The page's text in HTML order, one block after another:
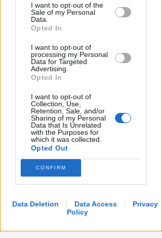
by us to third parties on the IAB’s List of
Downstream Participants that may
further disclose it to other third parties.
I want to opt-out of the
Sale of my Personal
Data.
Opted In
I want to opt-out of
processing my Personal
Data for Targeted
Advertising.
Opted In
I want to opt-out of
Collection, Use,
Retention, Sale, and/or
Sharing of my Personal
Data that Is Unrelated
with the Purposes for
which it was collected.
Opted Out
CONFIRM
Data Deletion Data Access
Privacy
Policy
classifica
Serie A
Serie B
Serie C girone B
Serie D girone D
Serie D girone F
Eccellenza girone B
Promozione girone D
Prima categoria girone G
Prima categoria girone H
Seconda categoria girone O
Seconda categoria girone P
Terza categoria Rimini girone A
Terza categoria Rimini girone B